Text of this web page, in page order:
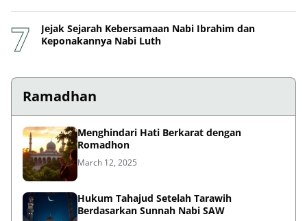
Jejak Sejarah Kebersamaan Nabi Ibrahim dan
Keponakannya Nabi Luth
Ramadhan
Menghindari Hati Berkarat dengan
Romadhon
March 12, 2025
Hukum Tahajud Setelah Tarawih
Berdasarkan Sunnah Nabi SAW